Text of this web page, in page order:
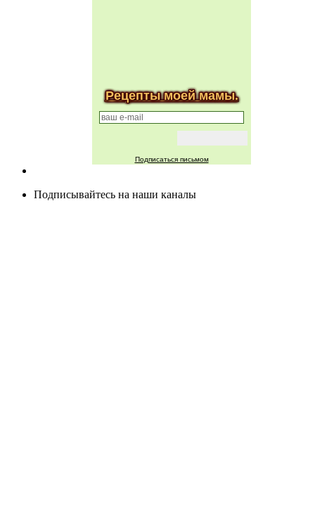
Рецепты моей мамы.
Подписаться письмом
Подписывайтесь на наши каналы